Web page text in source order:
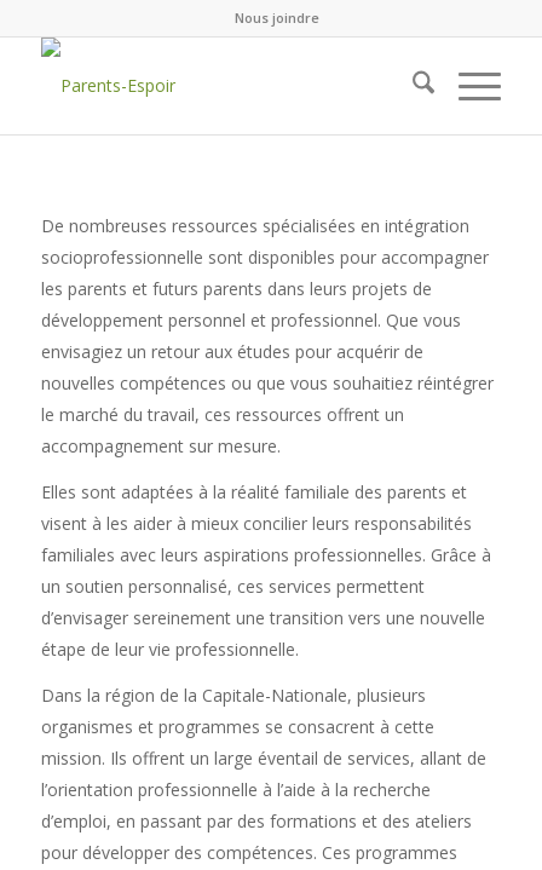
Nous joindre
De nombreuses ressources spécialisées en intégration
socioprofessionnelle sont disponibles pour accompagner
les parents et futurs parents dans leurs projets de
développement personnel et professionnel. Que vous
envisagiez un retour aux études pour acquérir de
nouvelles compétences ou que vous souhaitiez réintégrer
le marché du travail, ces ressources offrent un
accompagnement sur mesure.
Elles sont adaptées à la réalité familiale des parents et
visent à les aider à mieux concilier leurs responsabilités
familiales avec leurs aspirations professionnelles. Grâce à
un soutien personnalisé, ces services permettent
d’envisager sereinement une transition vers une nouvelle
étape de leur vie professionnelle.
Dans la région de la Capitale-Nationale, plusieurs
organismes et programmes se consacrent à cette
mission. Ils offrent un large éventail de services, allant de
l’orientation professionnelle à l’aide à la recherche
d’emploi, en passant par des formations et des ateliers
pour développer des compétences. Ces programmes